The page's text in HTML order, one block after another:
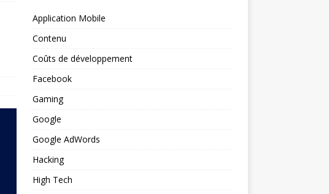
Application Mobile
Contenu
Coûts de développement
Facebook
Gaming
Google
Google AdWords
Hacking
High Tech